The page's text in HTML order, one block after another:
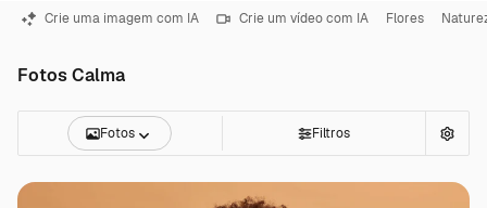
Crie uma imagem com IA Crie um vídeo com IA Flores
Fotos Calma
Fotos Filtros